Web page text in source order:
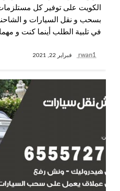
الكويت على توفير كل
بسحب و نقل السيارات و
في تلبية الطلب أينما كنت و
rwan1 فبراير 22, 2021